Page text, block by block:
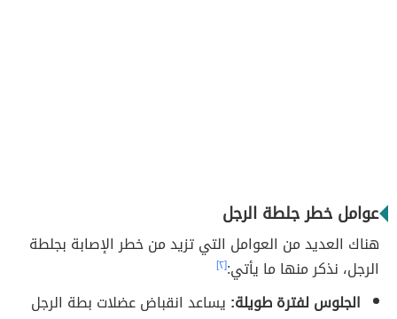
عوامل خطر جلطة الرجل
هناك العديد من العوامل التي تزيد من خطر الإصابة بجلطة
الرجل، نذكر منها ما يأتي:[٢]
الجلوس لفترة طويلة: يساعد انقباض عضلات بطة الرجل